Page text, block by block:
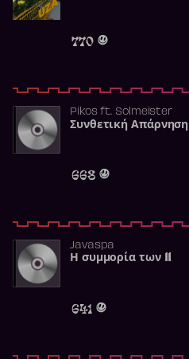
770
Pikosft. Solmeister
Συνθετική Απάρνηση
668
Javaspa
Η συμμορία των 11
641